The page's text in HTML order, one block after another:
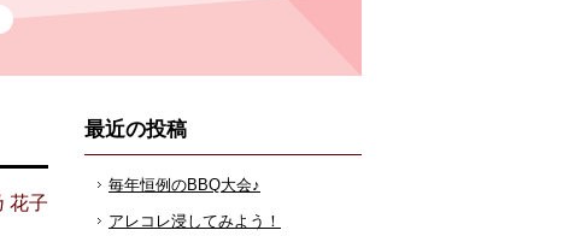
花子
最近の投稿
毎年恒例のBBQ大会♪
アレコレ浸してみよう！